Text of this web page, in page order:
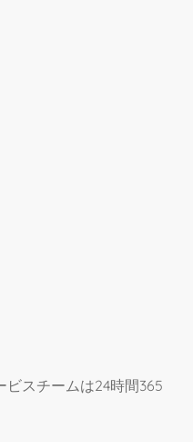
スチームは24時間365